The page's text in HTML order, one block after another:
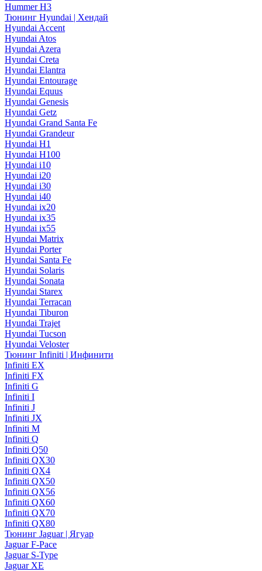
Hummer H3
Тюнинг Hyundai | Хендай
Hyundai Accent
Hyundai Atos
Hyundai Azera
Hyundai Creta
Hyundai Elantra
Hyundai Entourage
Hyundai Equus
Hyundai Genesis
Hyundai Getz
Hyundai Grand Santa Fe
Hyundai Grandeur
Hyundai H1
Hyundai H100
Hyundai i10
Hyundai i20
Hyundai i30
Hyundai i40
Hyundai ix20
Hyundai ix35
Hyundai ix55
Hyundai Matrix
Hyundai Porter
Hyundai Santa Fe
Hyundai Solaris
Hyundai Sonata
Hyundai Starex
Hyundai Terracan
Hyundai Tiburon
Hyundai Trajet
Hyundai Tucson
Hyundai Veloster
Тюнинг Infiniti | Инфинити
Infiniti EX
Infiniti FX
Infiniti G
Infiniti I
Infiniti J
Infiniti JX
Infiniti M
Infiniti Q
Infiniti Q50
Infiniti QX30
Infiniti QX4
Infiniti QX50
Infiniti QX56
Infiniti QX60
Infiniti QX70
Infiniti QX80
Тюнинг Jaguar | Ягуар
Jaguar F-Pace
Jaguar S-Type
Jaguar XE